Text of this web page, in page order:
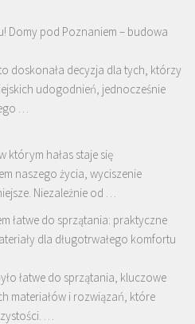
Domy pod Poznaniem – budowa
doskonała decyzja dla tych, którzy
udogodnień, jednocześnie
…
którym hałas staje się
naszego życia, wyciszenie
Niezależnie od …
łatwe do sprzątania: praktyczne
dla długotrwałego komfortu
łatwe do sprzątania, kluczowe
materiałów i rozwiązań, które
…